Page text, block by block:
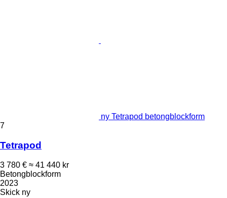
ny Tetrapod betongblockform
7
Tetrapod
3 780 € ≈ 41 440 kr
Betongblockform
2023
Skick ny